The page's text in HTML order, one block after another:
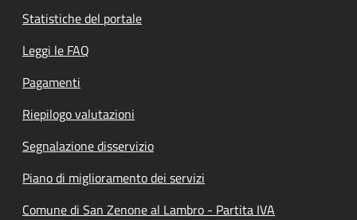
Statistiche del portale
Leggi le FAQ
Pagamenti
Riepilogo valutazioni
Segnalazione disservizio
Piano di miglioramento dei servizi
Comune di San Zenone al Lambro - Partita IVA